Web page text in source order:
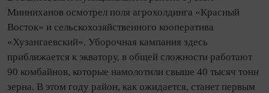
Минниханов осмотрел поля агрохолдинга «Красный
Восток» и сельскохозяйственного кооператива
«Хузангаевский». Уборочная кампания здесь
приближается к экватору, в общей сложности работают
90 комбайнов, которые намолотили свыше 40 тысяч тонн
зерна. В этом году район, как ожидается, станет первым